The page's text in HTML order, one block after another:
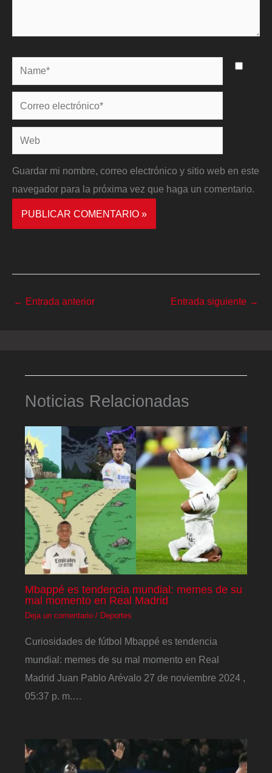
Name*
Correo
electrónico*
Web
Guardar mi nombre, correo electrónico y sitio web en este
navegador para la próxima vez que haga un comentario.
← Entrada anterior Entrada siguiente →
Noticias Relacionadas
Mbappé es tendencia mundial: memes de su
mal momento en Real Madrid
Deja un comentario / Deportes
Curiosidades de fútbol Mbappé es tendencia
mundial: memes de su mal momento en Real
Madrid Juan Pablo Arévalo 27 de noviembre 2024 ,
05:37 p. m.…